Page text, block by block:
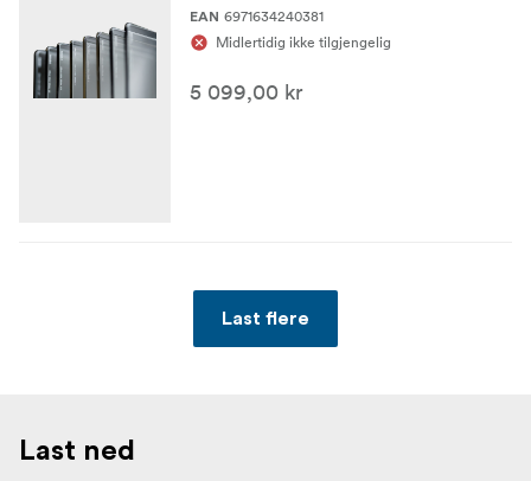
EAN 6971634240381
Midlertidig ikke tilgjengelig
5 099,00 kr
Last flere
Last ned